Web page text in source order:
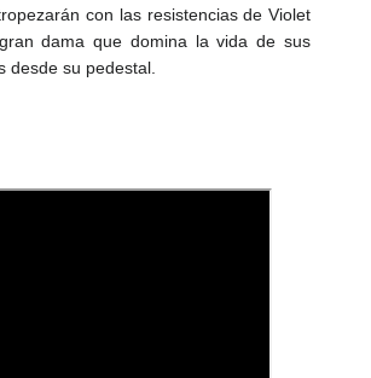
con las resistencias de Violet
dama que domina la vida de sus
desde su pedestal.